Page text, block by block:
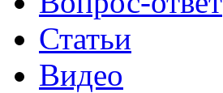
Статьи
Видео